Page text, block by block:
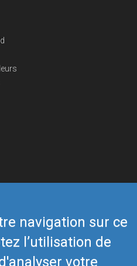
navigation sur ce
l’utilisation de
votre
8862